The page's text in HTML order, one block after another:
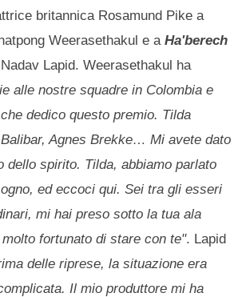
britannica Rosamund Pike a
Weerasethakul e aHa'berech
Lapid. Weerasethakul ha
alle nostre squadre in Colombia e
dedico questo premio. Tilda
Agnes Brekke… Mi avete dato
dello spirito. Tilda, abbiamo parlato
ed eccoci qui. Sei tra gli esseri
mi hai preso sotto la tua ala
fortunato di stare con te". Lapid
delle riprese, la situazione era
Il mio produttore mi ha